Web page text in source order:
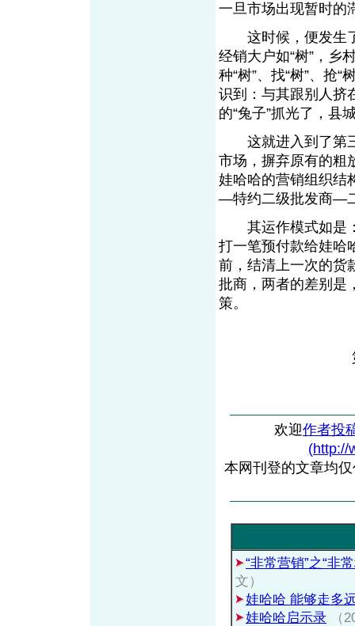
一旦市场出现暂时的
这时候，便发生了
经销大户如“树”，乡
种“树”、找“树”、抢
识到：与其跟别人挤
的“兔子”抓光了，县
这就进入到了第三
市场，摒弃原有的粗
娃哈哈的营销组织
—特约二级批发商—
其运作模式如是：
打一笔预付款给娃哈
前，结清上一次的货
批商，两者的差别是
策。
欢迎作者投
(http://
本网刊登的文章均
“非常营销”之“非
文）
娃哈哈 能够走多
娃哈哈启示录
（